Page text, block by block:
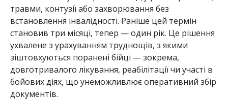
травми, контузії або захворювання без
встановлення інвалідності. Раніше цей термін
становив три місяці, тепер — один рік. Це рішення
ухвалене з урахуванням труднощів, з якими
зіштовхуються поранені бійці — зокрема,
довготривалого лікування, реабілітації чи участі в
бойових діях, що унеможливлює оперативний збір
документів.